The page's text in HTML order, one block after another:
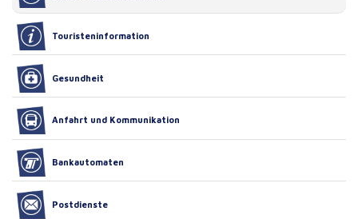
Touristeninformation
Gesundheit
Anfahrt und Kommunikation
Bankautomaten
Postdienste